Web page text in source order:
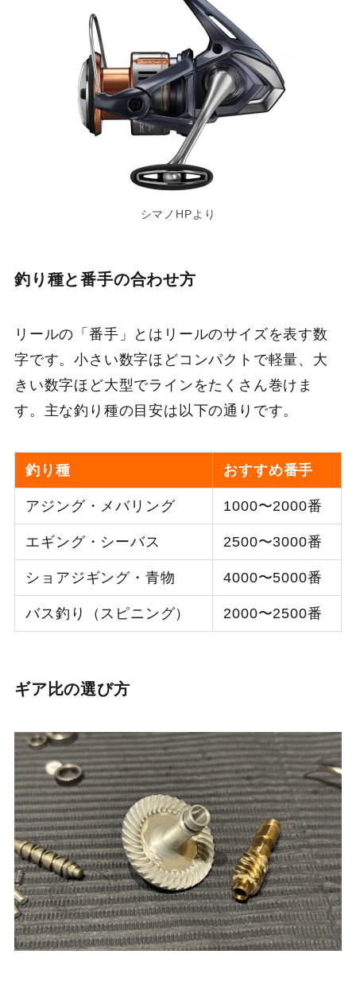
シマノHPより
釣り種と番手の合わせ方
リールの「番手」とはリールのサイズを表す数
字です。小さい数字ほどコンパクトで軽量、大
きい数字ほど大型でラインをたくさん巻けま
す。主な釣り種の目安は以下の通りです。
釣り種 おすすめ番手
アジング・メバリング 1000〜2000番
エギング・シーバス 2500〜3000番
ショアジギング・青物 4000〜5000番
バス釣り（スピニング） 2000〜2500番
ギア比の選び方